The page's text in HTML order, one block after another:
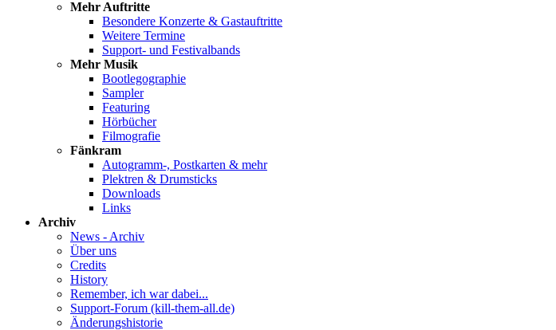
Mehr Auftritte
Besondere Konzerte & Gastauftritte
Weitere Termine
Support- und Festivalbands
Mehr Musik
Bootlegographie
Sampler
Featuring
Hörbücher
Filmografie
Fänkram
Autogramm-, Postkarten & mehr
Plektren & Drumsticks
Downloads
Links
Archiv
News - Archiv
Über uns
Credits
History
Remember, ich war dabei...
Support-Forum (kill-them-all.de)
Änderungshistorie